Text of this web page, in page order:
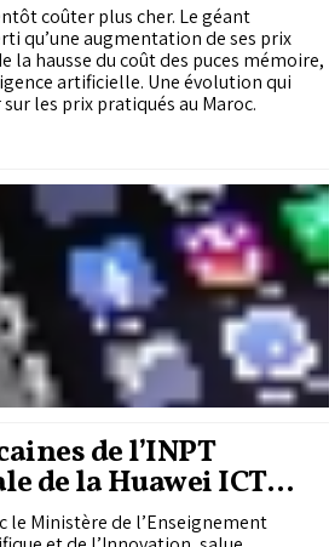
coûter plus cher. Le géant
qu’une augmentation de ses prix
la hausse du coût des puces mémoire,
artificielle. Une évolution qui
les prix pratiqués au Maroc.
de l’INPT
de la Huawei ICT
le Ministère de l’Enseignement